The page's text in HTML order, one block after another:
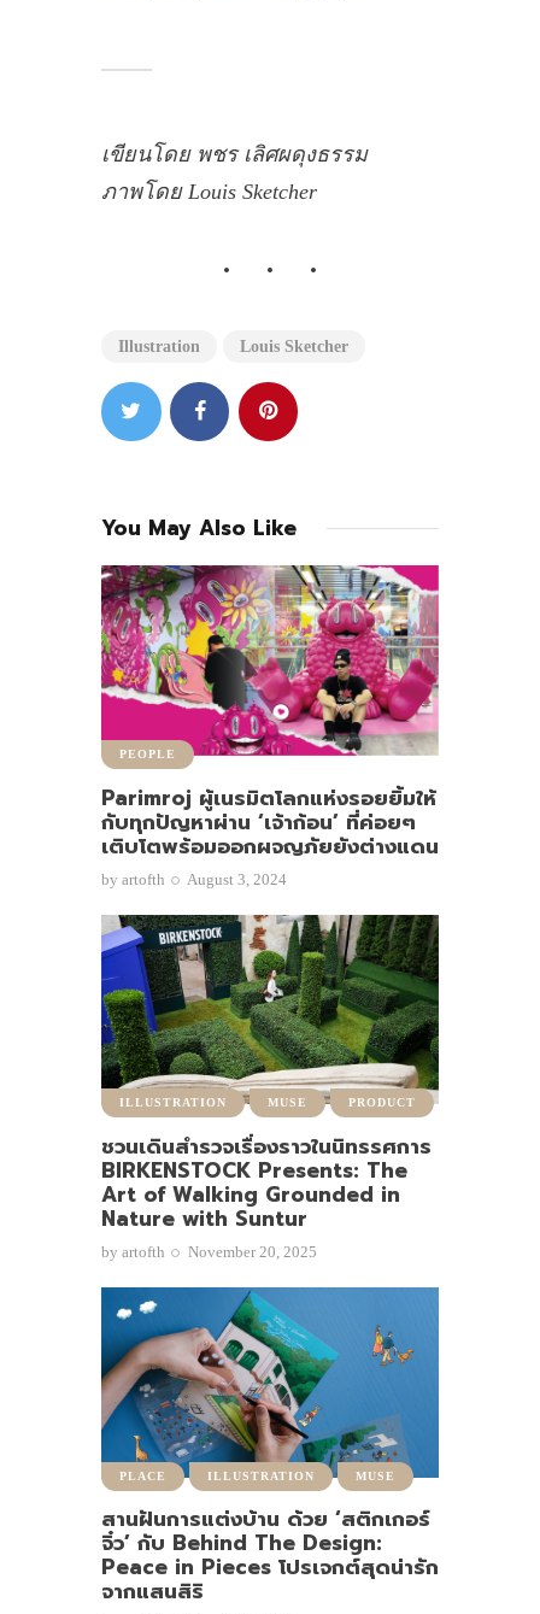
เขียนโดย พชร เลิศผดุงธรรม
ภาพโดย Louis Sketcher
Illustration Louis Sketcher
You May Also Like
PEOPLE
Parimroj ผู้เนรมิตโลกแห่งรอยยิ้มให้
กับทุกปัญหาผ่าน ‘เจ้าก้อน’ ที่ค่อยๆ
เติบโตพร้อมออกผจญภัยยังต่างแดน
by artofth August 3, 2024
ILLUSTRATION MUSE PRODUCT
ชวนเดินสำรวจเรื่องราวในนิทรรศการ
BIRKENSTOCK Presents: The
Art of Walking Grounded in
Nature with Suntur
by artofth November 20, 2025
PLACE ILLUSTRATION MUSE
สานฝันการแต่งบ้าน ด้วย ‘สติกเกอร์
จิ๋ว’ กับ Behind The Design:
Peace in Pieces โปรเจกต์สุดน่ารัก
จากแสนสิริ